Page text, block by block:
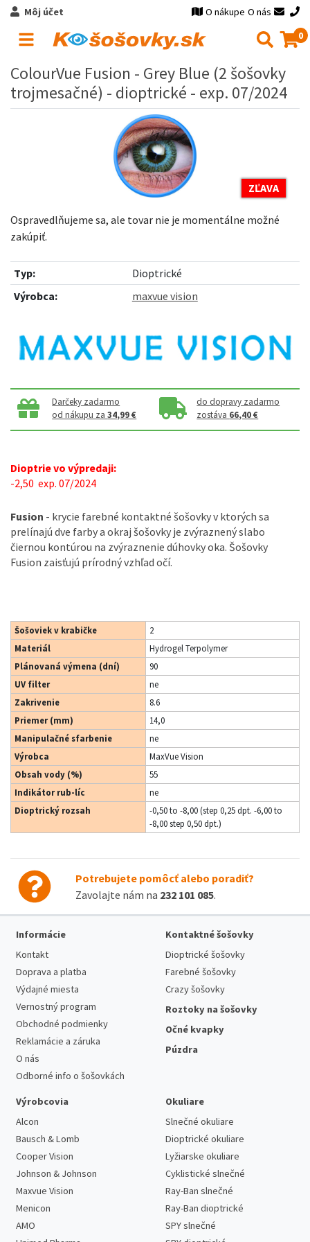
Môj účet O nákupe O nás
0
ColourVue Fusion - Grey Blue (2 šošovky
trojmesačné) - dioptrické - exp. 07/2024
ZĽAVA
Ospravedlňujeme sa, ale tovar nie je momentálne možné
zakúpiť.
Typ:
Dioptrické
Výrobca:
maxvue vision
Darčeky zadarmo
od nákupu za34,99 €
do dopravy zadarmo
zostáva 66,40 €
Dioptrie vo výpredaji:
-2,50 exp. 07/2024
Fusion - krycie farebné kontaktné šošovky v ktorých sa
prelínajú dve farby a okraj šošovky je zvýraznený slabo
čiernou kontúrou na zvýraznenie dúhovky oka. Šošovky
Fusion zaisťujú prírodný vzhľad očí.
Šošoviek v krabičke
2
Materiál
Hydrogel Terpolymer
Plánovaná výmena (dní)
90
UV filter
ne
Zakrivenie
8.6
Priemer (mm)
14,0
Manipulačné sfarbenie
ne
Výrobca
MaxVue Vision
Obsah vody (%)
55
Indikátor rub-líc
ne
Dioptrický rozsah
-0,50 to -8,00 (step 0,25 dpt. -6,00 to
-8,00 step 0,50 dpt.)
Potrebujete pomôcť alebo poradiť?
Zavolajte nám na 232 101 085.
Informácie
Kontakt
Doprava a platba
Výdajné miesta
Vernostný program
Obchodné podmienky
Reklamácie a záruka
O nás
Odborné info o šošovkách
Kontaktné šošovky
Dioptrické šošovky
Farebné šošovky
Crazy šošovky
Roztoky na šošovky
Očné kvapky
Púzdra
Výrobcovia
Alcon
Bausch & Lomb
Cooper Vision
Johnson & Johnson
Maxvue Vision
Menicon
AMO
Okuliare
Slnečné okuliare
Dioptrické okuliare
Lyžiarske okuliare
Cyklistické slnečné
Ray-Ban slnečné
Ray-Ban dioptrické
SPY slnečné